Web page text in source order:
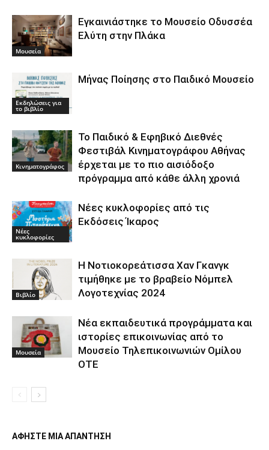
Μουσεία
Εγκαινιάστηκε το Μουσείο Οδυσσέα
Ελύτη στην Πλάκα
Εκδηλώσεις για
το βιβλίο
Μήνας Ποίησης στο Παιδικό Μουσείο
Κινηματογράφος
Το Παιδικό & Εφηβικό Διεθνές
Φεστιβάλ Κινηματογράφου Αθήνας
έρχεται με το πιο αισιόδοξο
πρόγραμμα από κάθε άλλη χρονιά
Νέες
κυκλοφορίες
Νέες κυκλοφορίες από τις
Εκδόσεις Ίκαρος
Βιβλίο
Η Νοτιοκορεάτισσα Χαν Γκανγκ
τιμήθηκε με το βραβείο Νόμπελ
Λογοτεχνίας 2024
Μουσεία
Νέα εκπαιδευτικά προγράμματα και
ιστορίες επικοινωνίας από το
Μουσείο Τηλεπικοινωνιών Ομίλου
ΟΤΕ
ΑΦΗΣΤΕ ΜΙΑ ΑΠΑΝΤΗΣΗ